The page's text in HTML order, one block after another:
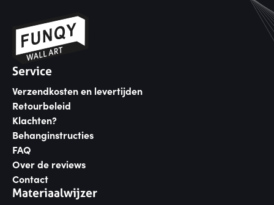
Service
Verzendkosten en levertijden
Retourbeleid
Klachten?
Behanginstructies
FAQ
Over de reviews
Contact
Materiaalwijzer